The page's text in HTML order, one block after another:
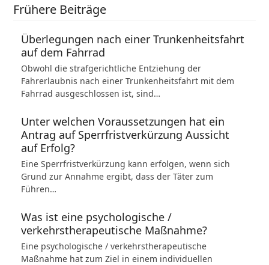
Frühere Beiträge
Überlegungen nach einer Trunkenheitsfahrt
auf dem Fahrrad
Obwohl die strafgerichtliche Entziehung der
Fahrerlaubnis nach einer Trunkenheitsfahrt mit dem
Fahrrad ausgeschlossen ist, sind…
Unter welchen Voraussetzungen hat ein
Antrag auf Sperrfristverkürzung Aussicht
auf Erfolg?
Eine Sperrfristverkürzung kann erfolgen, wenn sich
Grund zur Annahme ergibt, dass der Täter zum
Führen…
Was ist eine psychologische /
verkehrstherapeutische Maßnahme?
Eine psychologische / verkehrstherapeutische
Maßnahme hat zum Ziel in einem individuellen